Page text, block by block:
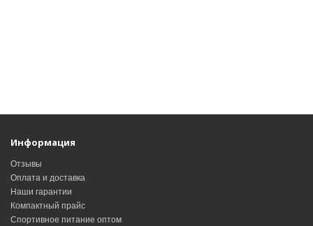
Информация
Отзывы
Оплата и доставка
Наши гарантии
Компактный прайс
Спортивное питание оптом